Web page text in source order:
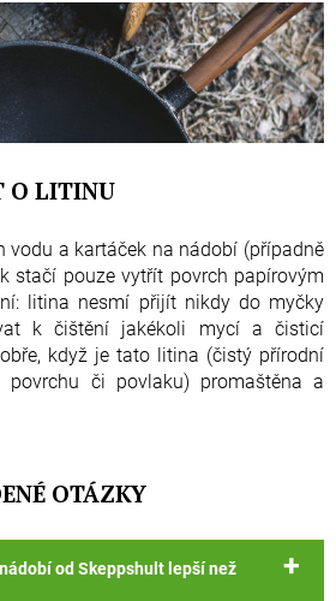
O LITINU
vodu a kartáček na nádobí (případně
stačí pouze vytřít povrch papírovým
litina nesmí přijít nikdy do myčky
k čištění jakékoli mycí a čisticí
když je tato litina (čistý přírodní
povrchu či povlaku) promaštěna a
OTÁZKY
od Skeppshult lepší než